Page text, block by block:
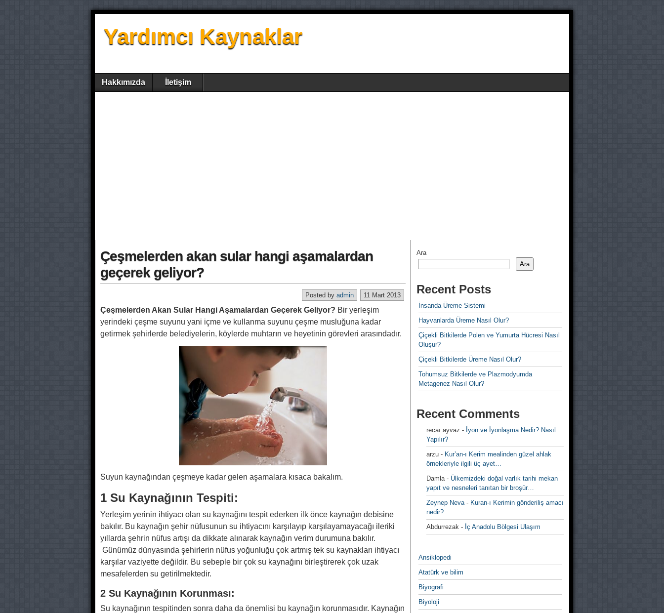
Yardımcı Kaynaklar
Hakkımızda İletişim
Çeşmelerden akan sular hangi aşamalardan
geçerek geliyor?
11 Mart 2013
Posted by admin
Çeşmelerden Akan Sular Hangi Aşamalardan Geçerek Geliyor? Bir yerleşim
yerindeki çeşme suyunu yani içme ve kullanma suyunu çeşme musluğuna kadar
getirmek şehirlerde belediyelerin, köylerde muhtarın ve heyetinin görevleri arasındadır.
Suyun kaynağından çeşmeye kadar gelen aşamalara kısaca bakalım.
1 Su Kaynağının Tespiti:
Yerleşim yerinin ihtiyacı olan su kaynağını tespit ederken ilk önce kaynağın debisine
bakılır. Bu kaynağın şehir nüfusunun su ihtiyacını karşılayıp karşılayamayacağı ileriki
yıllarda şehrin nüfus artışı da dikkate alınarak kaynağın verim durumuna bakılır.
Günümüz dünyasında şehirlerin nüfus yoğunluğu çok artmış tek su kaynakları ihtiyacı
karşılar vaziyette değildir. Bu sebeple bir çok su kaynağını birleştirerek çok uzak
mesafelerden su getirilmektedir.
2 Su Kaynağının Korunması:
Su kaynağının tespitinden sonra daha da önemlisi bu kaynağın korunmasıdır. Kaynağın
Ara
Ara
Recent Posts
İnsanda Üreme Sistemi
Hayvanlarda Üreme Nasıl Olur?
Çiçekli Bitkilerde Polen ve Yumurta Hücresi Nasıl
Oluşur?
Çiçekli Bitkilerde Üreme Nasıl Olur?
Tohumsuz Bitkilerde ve Plazmodyumda
Metagenez Nasıl Olur?
Recent Comments
recaı ayvaz - İyon ve İyonlaşma Nedir? Nasıl
Yapılır?
arzu - Kur’an-ı Kerim mealinden güzel ahlak
örnekleriyle ilgili üç ayet…
Damla- Ülkemizdeki doğal varlık tarihi mekan
yapıt ve nesneleri tanıtan bir broşür…
Zeynep Neva- Kuran-ı Kerimin gönderiliş amacı
nedir?
Abdurrezak - İç Anadolu Bölgesi Ulaşım
Ansiklopedi
Atatürk ve bilim
Biyografi
Biyoloji